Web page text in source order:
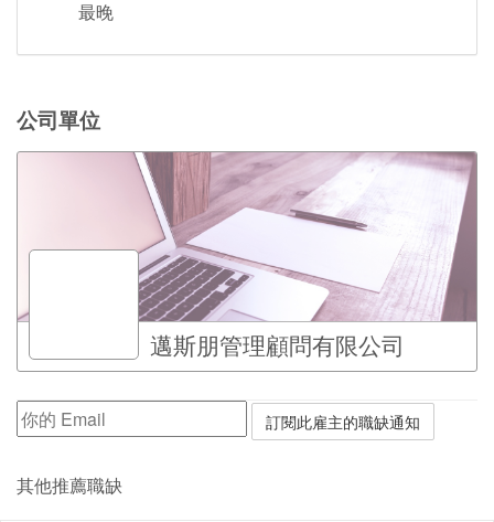
最晚
公司單位
邁斯朋管理顧問有限公司
其他推薦職缺